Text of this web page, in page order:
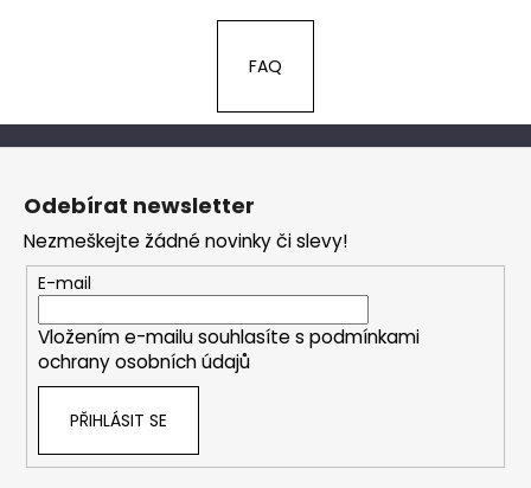
FAQ
Z
Odebírat newsletter
Nezmeškejte žádné novinky či slevy!
E-mail
Vložením e-mailu souhlasíte s podmínkami
ochrany osobních údajů
PŘIHLÁSIT SE